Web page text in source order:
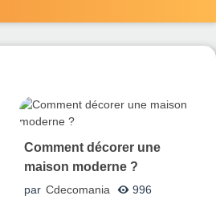
Comment décorer une
maison moderne ?
par Cdecomania
996